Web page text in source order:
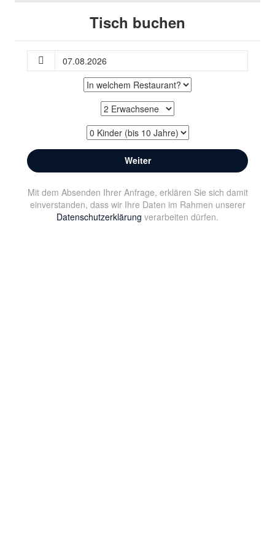
Tisch buchen
Mit dem Absenden Ihrer Anfrage, erklären Sie sich damit
einverstanden, dass wir Ihre Daten im Rahmen unserer
Datenschutzerklärung verarbeiten dürfen.